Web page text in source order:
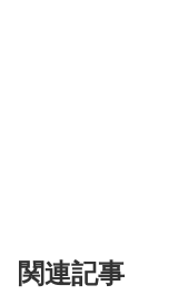
関連記事